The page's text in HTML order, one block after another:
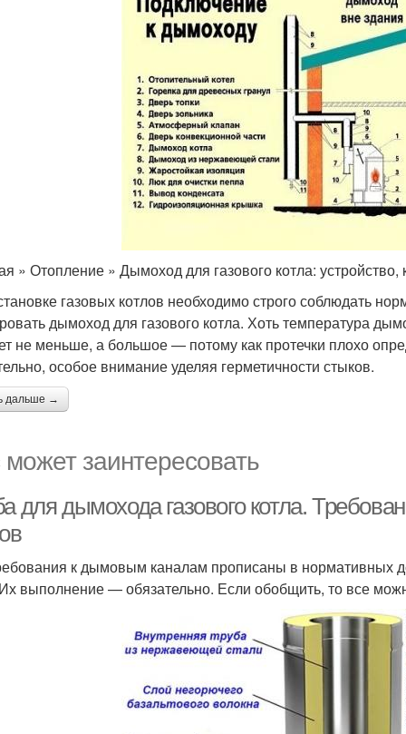
» Отопление » Дымоход для газового котла: устройство,
газовых котлов необходимо строго соблюдать
дымоход для газового котла. Хоть температура
не меньше, а большое — потому как протечки плохо
особое внимание уделяя герметичности стыков.
дальше →
заинтересовать
для дымохода газового котла.
к дымовым каналам прописаны в
выполнение — обязательно. Если обобщить, то все